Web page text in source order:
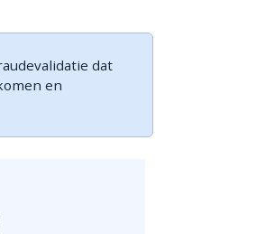
dat
en